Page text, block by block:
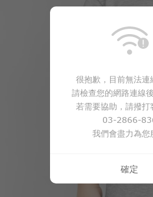
$
很抱歉，目前無法連
請檢查您的網路連線
若需要協助，請撥打
03-2866-
我們會盡力為您
確定